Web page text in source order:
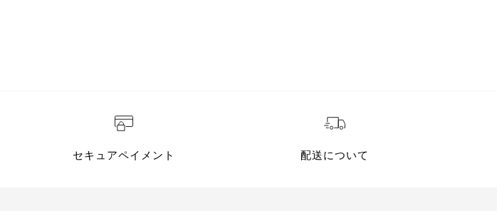
セキュアペイメント 配送について